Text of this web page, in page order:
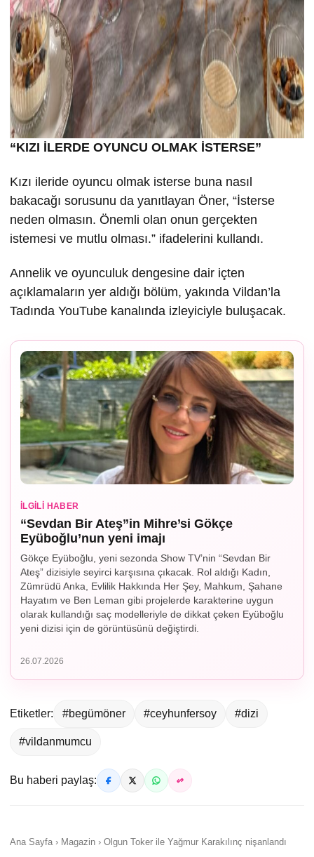
“KIZI İLERDE OYUNCU OLMAK İSTERSE”
Kızı ileride oyuncu olmak isterse buna nasıl
bakacağı sorusunu da yanıtlayan Öner, “İsterse
neden olmasın. Önemli olan onun gerçekten
istemesi ve mutlu olması.” ifadelerini kullandı.
Annelik ve oyunculuk dengesine dair içten
açıklamaların yer aldığı bölüm, yakında Vildan’la
Tadında YouTube kanalında izleyiciyle buluşacak.
İLGILI HABER
“Sevdan Bir Ateş”in Mihre’si Gökçe
Eyüboğlu’nun yeni imajı
Gökçe Eyüboğlu, yeni sezonda Show TV’nin “Sevdan Bir
Ateş” dizisiyle seyirci karşısına çıkacak. Rol aldığı Kadın,
Zümrüdü Anka, Evlilik Hakkında Her Şey, Mahkum, Şahane
Hayatım ve Ben Leman gibi projelerde karakterine uygun
olarak kullandığı saç modelleriyle de dikkat çeken Eyüboğlu
yeni dizisi için de görüntüsünü değiştirdi.
26.07.2026
Etiketler: #begümöner #ceyhunfersoy #dizi
#vildanmumcu
Bu haberi paylaş:
Ana Sayfa › Magazin › Olgun Toker ile Yağmur Karakılınç nişanlandı